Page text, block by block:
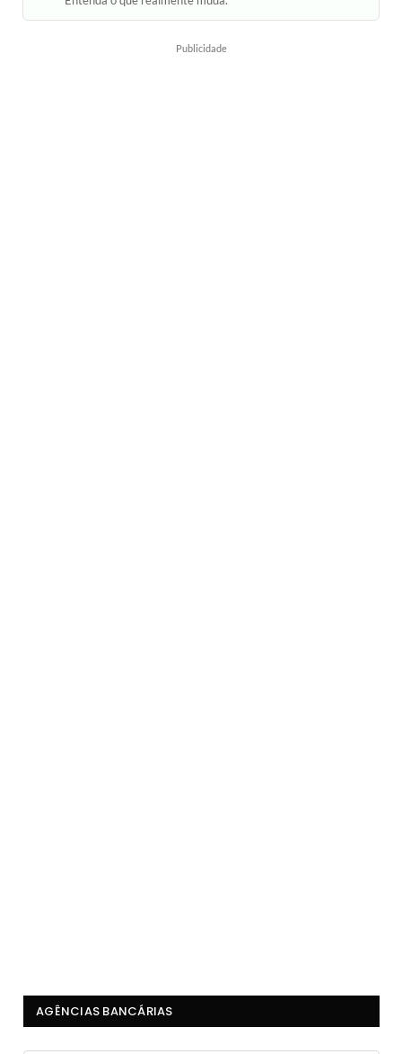
Publicidade
AGÊNCIAS BANCÁRIAS